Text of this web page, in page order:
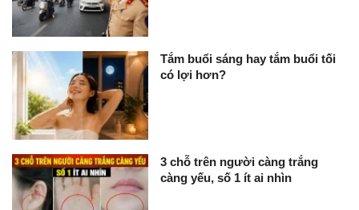
Tắm buổi sáng hay tắm buổi tối
có lợi hơn?
3 chỗ trên người càng trắng
càng yếu, số 1 ít ai nhìn